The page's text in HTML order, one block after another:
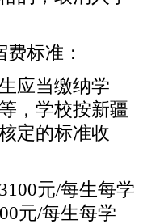
标准：
应当缴纳学
，学校按新疆
定的标准收
元/每生每学
元/每生每学